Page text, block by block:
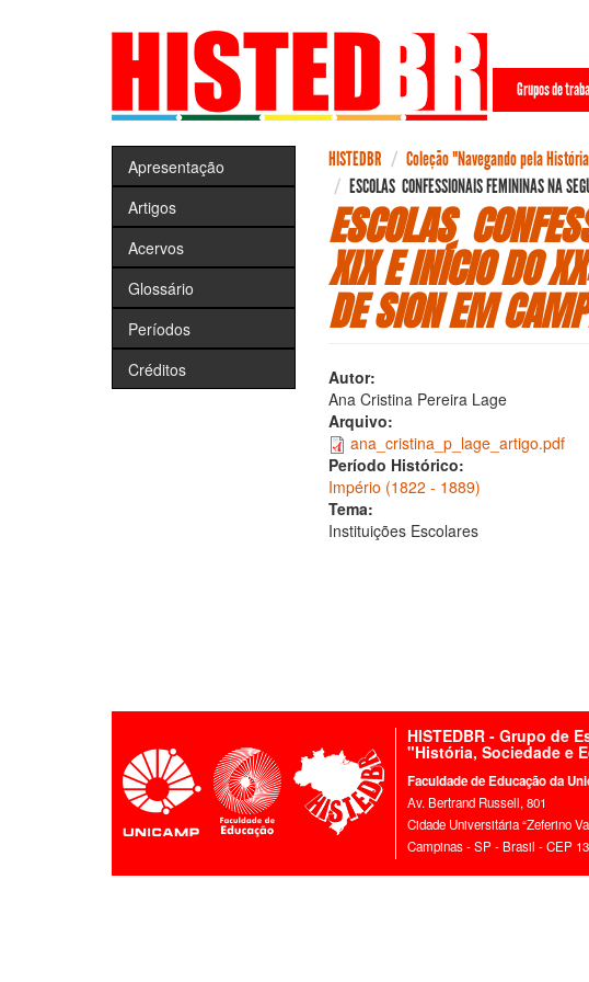
Grupos de
Apresentação
Artigos
Acervos
Glossário
Períodos
Créditos
HISTEDBR Coleção "Navegando pela
ESCOLAS CONFESSIONAIS FEMININAS NA
ESCOLAS
XIX E INÍCIO DO
DE SION EM
Autor:
Ana Cristina Pereira Lage
Arquivo:
ana_cristina_p_lage_artigo.pdf
Período Histórico:
Império (1822 - 1889)
Tema:
Instituições Escolares
HISTEDBR - Grupo de
"História, Sociedade e
Faculdade de Educação da
Av. Bertrand Russell, 801
Cidade Universitária “Zeferino
Campinas - SP - Brasil - CEP